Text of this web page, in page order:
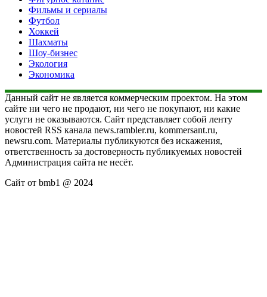
Фильмы и сериалы
Футбол
Хоккей
Шахматы
Шоу-бизнес
Экология
Экономика
Данный сайт не является коммерческим проектом. На этом
сайте ни чего не продают, ни чего не покупают, ни какие
услуги не оказываются. Сайт представляет собой ленту
новостей RSS канала news.rambler.ru, kommersant.ru,
newsru.com. Материалы публикуются без искажения,
ответственность за достоверность публикуемых новостей
Администрация сайта не несёт.
Сайт от bmb1 @ 2024